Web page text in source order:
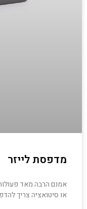
מדפסת לייזר
אמנם הרבה מאד
או סיטואציה צריך